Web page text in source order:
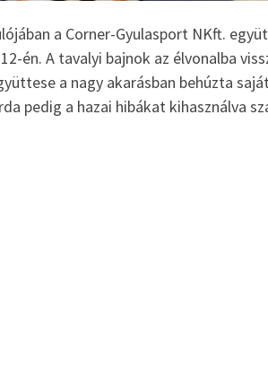
a Corner-Gyulasport NKft.
én. A tavalyi bajnok az élvonalba
a nagy akarásban behúzta
pedig a hazai hibákat kihasználva